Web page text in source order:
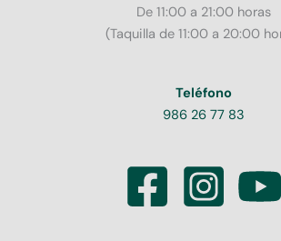
De 11:00 a 21:00 horas
(Taquilla de 11:00 a 20:00
Teléfono
986 26 77 83